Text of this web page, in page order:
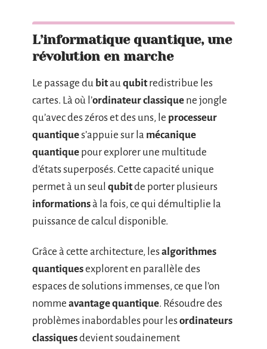
L’informatique quantique, une
révolution en marche
Le passage du bitau qubitredistribue les
cartes. Là où l’ordinateur classique ne jongle
qu’avec des zéros et des uns, le processeur
quantiques’appuie sur la mécanique
quantique pour explorer une multitude
d’états superposés. Cette capacité unique
permet à un seul qubitde porter plusieurs
informationsà la fois, ce qui démultiplie la
puissance de calcul disponible.
Grâce à cette architecture, lesalgorithmes
quantiquesexplorent en parallèle des
espaces de solutions immenses, ce que l’on
nomme avantage quantique. Résoudre des
problèmes inabordables pour lesordinateurs
classiquesdevient soudainement